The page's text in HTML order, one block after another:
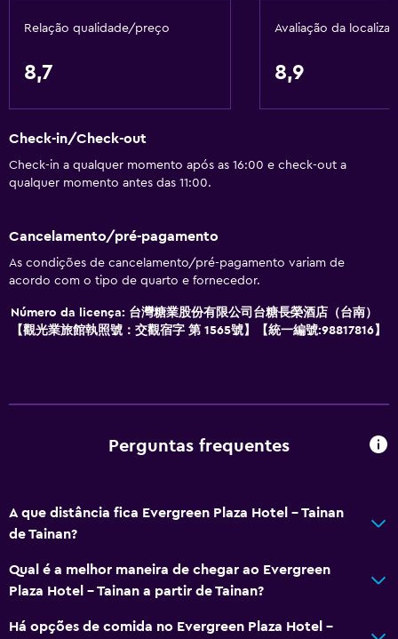
Banheira
Bidê
Papel higiénico
Roupão de banho
Duche ao nível do chão
Restaurantes
Chaleira elétrica
Café
Venda automática (snacks)
Serviços básicos
Wi-Fi gratuito
Relação qualidade/preço
8,7
Avaliação da
8,9
Check-in/Check-out
Check-in a qualquer momento após as 16:00 e check-out a
qualquer momento antes das 11:00.
Cancelamento/pré-pagamento
As condições de cancelamento/pré-pagamento variam de
acordo com o tipo de quarto e fornecedor.
Número da licença: 台灣糖業股份有限公司台糖長榮酒店（台南）
【觀光業旅館執照號：交觀宿字 第 1565號】【統一編號:98817816】
Perguntas frequentes
A que distância fica Evergreen Plaza Hotel - Tainan
de Tainan?
Qual é a melhor maneira de chegar ao Evergreen
Plaza Hotel - Tainan a partir de Tainan?
Há opções de comida no Evergreen Plaza Hotel -